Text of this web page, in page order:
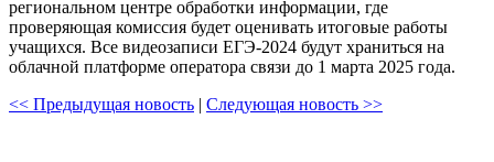
региональном центре обработки информации, где
проверяющая комиссия будет оценивать итоговые работы
учащихся. Все видеозаписи ЕГЭ-2024 будут храниться на
облачной платформе оператора связи до 1 марта 2025 года.
<< Предыдущая новость | Следующая новость >>